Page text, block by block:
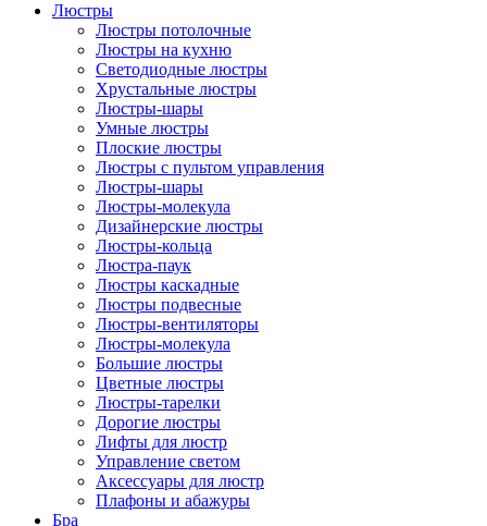
Люстры
Люстры потолочные
Люстры на кухню
Светодиодные люстры
Хрустальные люстры
Люстры-шары
Умные люстры
Плоские люстры
Люстры с пультом управления
Люстры-шары
Люстры-молекула
Дизайнерские люстры
Люстры-кольца
Люстра-паук
Люстры каскадные
Люстры подвесные
Люстры-вентиляторы
Люстры-молекула
Большие люстры
Цветные люстры
Люстры-тарелки
Дорогие люстры
Лифты для люстр
Управление светом
Аксессуары для люстр
Плафоны и абажуры
Бра